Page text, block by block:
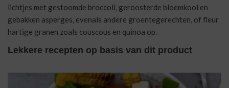
lichtjes met gestoomde broccoli, geroosterde bloemkool en
gebakken asperges, evenals andere groentegerechten, of fleur
hartige granen zoals couscous en quinoa op.
Lekkere recepten op basis van dit product